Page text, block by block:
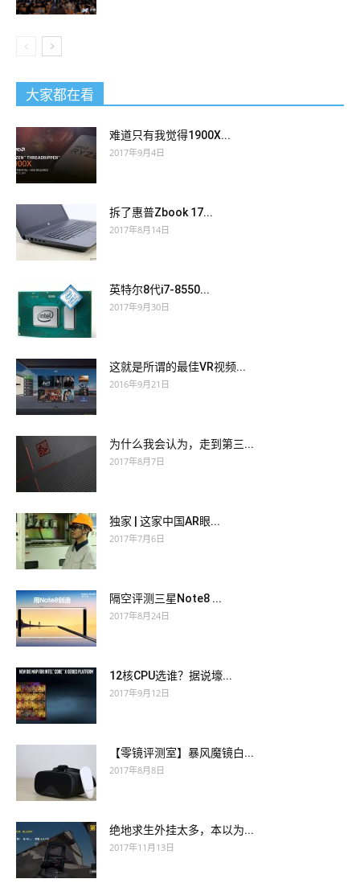
大家都在看
难道只有我觉得1900X...
2017年9月4日
拆了惠普Zbook 17...
2017年8月14日
英特尔8代i7-8550...
2017年9月30日
这就是所谓的最佳VR视频...
2016年9月21日
为什么我会认为，走到第三...
2017年8月7日
独家 | 这家中国AR眼...
2017年7月6日
隔空评测三星Note8 ...
2017年8月24日
12核CPU选谁？据说壕...
2017年9月12日
【零镜评测室】暴风魔镜白...
2017年8月8日
绝地求生外挂太多，本以为...
2017年11月13日